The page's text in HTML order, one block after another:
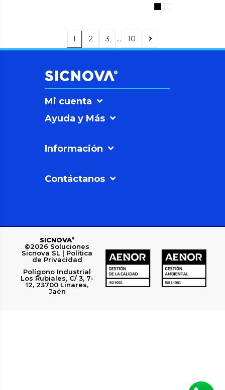
1 2 3 … 10
Mi cuenta
Ayuda y Más
Información
Contáctanos
SICNOVAº
©2026 Soluciones
Sicnova SL | Política
de Privacidad
Polígono Industrial
Los Rubiales, C/ 3, 7-
12, 23700 Linares,
Jaén